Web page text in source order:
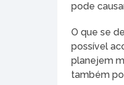
pode
O que se
possível
planejem
também